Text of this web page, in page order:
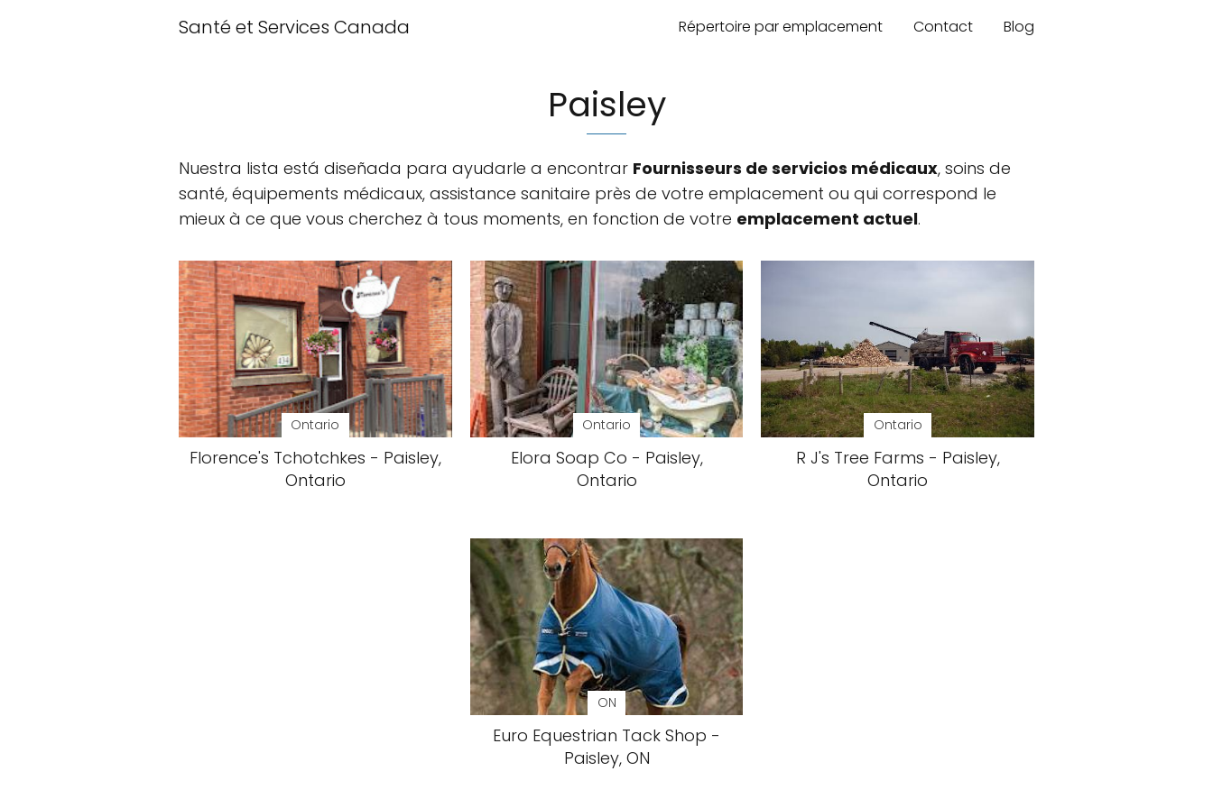
Santé et Services Canada Répertoire par emplacement Contact Blog
Paisley
Nuestra lista está diseñada para ayudarle a encontrar Fournisseurs de servicios médicaux, soins de
santé, équipements médicaux, assistance sanitaire près de votre emplacement ou qui correspond le
mieux à ce que vous cherchez à tous moments, en fonction de votre emplacement actuel.
Ontario
Florence's Tchotchkes - Paisley,
Ontario
Ontario
Elora Soap Co - Paisley,
Ontario
Ontario
R J's Tree Farms - Paisley,
Ontario
ON
Euro Equestrian Tack Shop -
Paisley, ON